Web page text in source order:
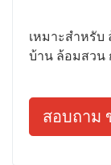
เหมาะสำหรั
บ้าน ล้อมสวน
สอบถาม